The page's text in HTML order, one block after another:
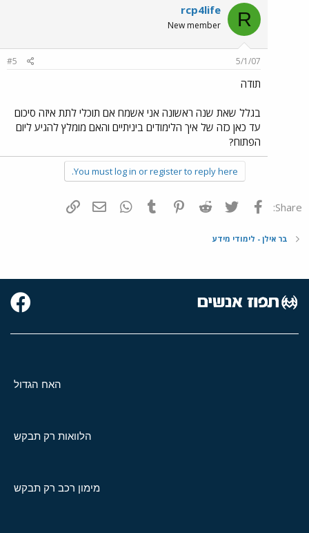
R
rcp4life
New member
5/1/07
#5
תודה
בגלל שאת שנה ראשונה אני אשמח אם תוכלי לתת איזה סיכום
עד כאן כזה של איך הלימודים ביניתיים והאם מומלץ להגיע ליום
הפתוח?
You must log in or register to reply here.
Share: פייסבוק Twitter
Reddit
Pinterest
Tumblr
WhatsAppדואר אלקטרוני
בר אילן - לימודי מידע
האח הגדול
הלוואות רק תבקש
מימון רכב רק תבקש